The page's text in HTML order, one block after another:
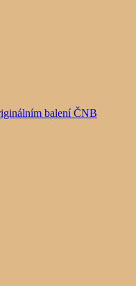
balení ČNB